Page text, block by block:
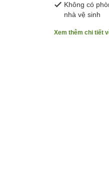
Không có
nhà vệ sinh
Xem thêm chi tiết